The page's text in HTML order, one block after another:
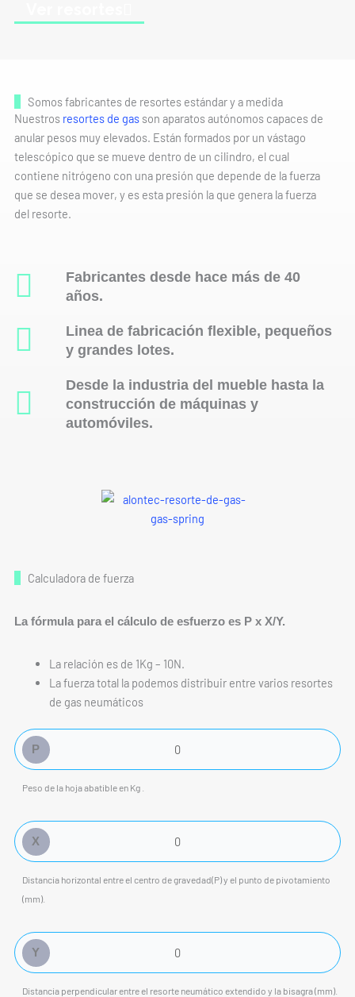
Somos fabricantes de resortes estándar y a medida
Nuestrosresortes de gasson aparatos autónomos capaces de
anular pesos muy elevados. Están formados por un vástago
telescópico que se mueve dentro de un cilindro, el cual
contiene nitrógeno con una presión que depende de la fuerza
que se desea mover, y es esta presión la que genera la fuerza
del resorte.
Fabricantes desde hace más de 40
años.
Linea de fabricación flexible, pequeños
y grandes lotes.
Desde la industria del mueble hasta la
construcción de máquinas y
automóviles.
Calculadora de fuerza
La fórmula para el cálculo de esfuerzo es P x X/Y.
La relación es de 1Kg – 10N.
La fuerza total la podemos distribuir entre varios resortes
de gas neumáticos
P
Peso de la hoja abatible en Kg .
X
Distancia horizontal entre el centro de gravedad(P) y el punto de pivotamiento
(mm).
Y
Distancia perpendicular entre el resorte neumático extendido y la bisagra (mm).